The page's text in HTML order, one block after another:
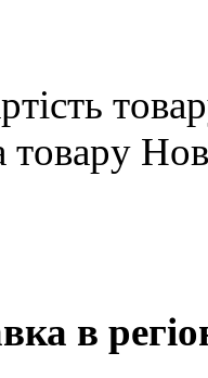
товару
в